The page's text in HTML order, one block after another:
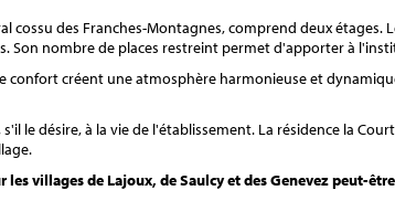
cossu des Franches-Montagnes, comprend deux
Son nombre de places restreint permet d'apporter à
confort créent une atmosphère harmonieuse et
le désire, à la vie de l'établissement. La résidence la
villages de Lajoux, de Saulcy et des Genevez peut-